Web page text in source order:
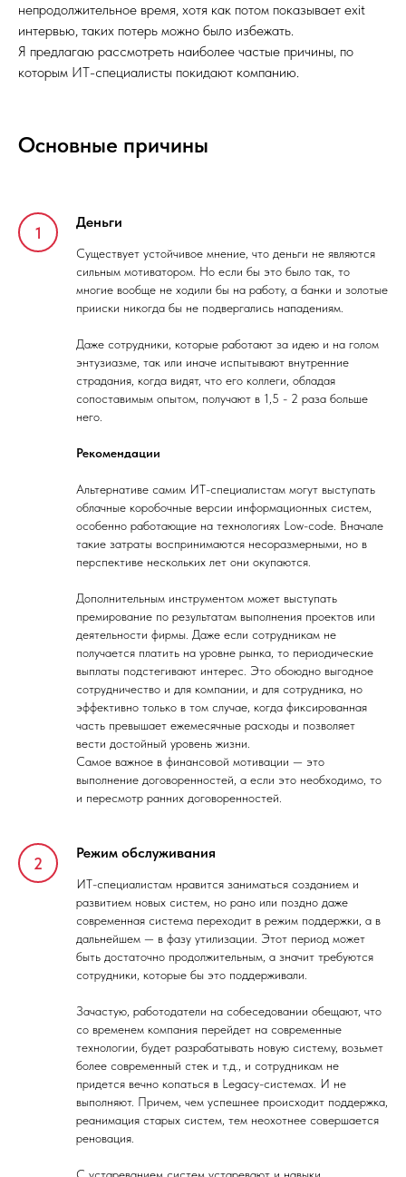
непродолжительное время, хотя как потом показывает exit
интервью, таких потерь можно было избежать.
Я предлагаю рассмотреть наиболее частые причины, по
которым ИТ-специалисты покидают компанию.
Основные причины
Деньги
Существует устойчивое мнение, что деньги не являются
сильным мотиватором. Но если бы это было так, то
многие вообще не ходили бы на работу, а банки и золотые
прииски никогда бы не подвергались нападениям.
Даже сотрудники, которые работают за идею и на голом
энтузиазме, так или иначе испытывают внутренние
страдания, когда видят, что его коллеги, обладая
сопоставимым опытом, получают в 1,5 - 2 раза больше
него.
Рекомендации
Альтернативе самим ИТ-специалистам могут выступать
облачные коробочные версии информационных систем,
особенно работающие на технологиях Low-code. Вначале
такие затраты воспринимаются несоразмерными, но в
перспективе нескольких лет они окупаются.
Дополнительным инструментом может выступать
премирование по результатам выполнения проектов или
деятельности фирмы. Даже если сотрудникам не
получается платить на уровне рынка, то периодические
выплаты подстегивают интерес. Это обоюдно выгодное
сотрудничество и для компании, и для сотрудника, но
эффективно только в том случае, когда фиксированная
часть превышает ежемесячные расходы и позволяет
вести достойный уровень жизни.
Самое важное в финансовой мотивации — это
выполнение договоренностей, а если это необходимо, то
и пересмотр ранних договоренностей.
Режим обслуживания
ИТ-специалистам нравится заниматься созданием и
развитием новых систем, но рано или поздно даже
современная система переходит в режим поддержки, а в
дальнейшем — в фазу утилизации. Этот период может
быть достаточно продолжительным, а значит требуются
сотрудники, которые бы это поддерживали.
Зачастую, работодатели на собеседовании обещают, что
со временем компания перейдет на современные
технологии, будет разрабатывать новую систему, возьмет
более современный стек и т.д., и сотрудникам не
придется вечно копаться в Legacy-системах. И не
выполняют. Причем, чем успешнее происходит поддержка,
реанимация старых систем, тем неохотнее совершается
реновация.